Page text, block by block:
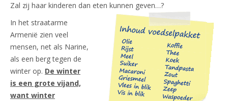
Zal zij haar kinderen dan eten kunnen geven…?
In het straatarme
Armenië zien veel
mensen, net als Narine,
als een berg tegen de
winter op. De winter
is een grote vijand,
want winter